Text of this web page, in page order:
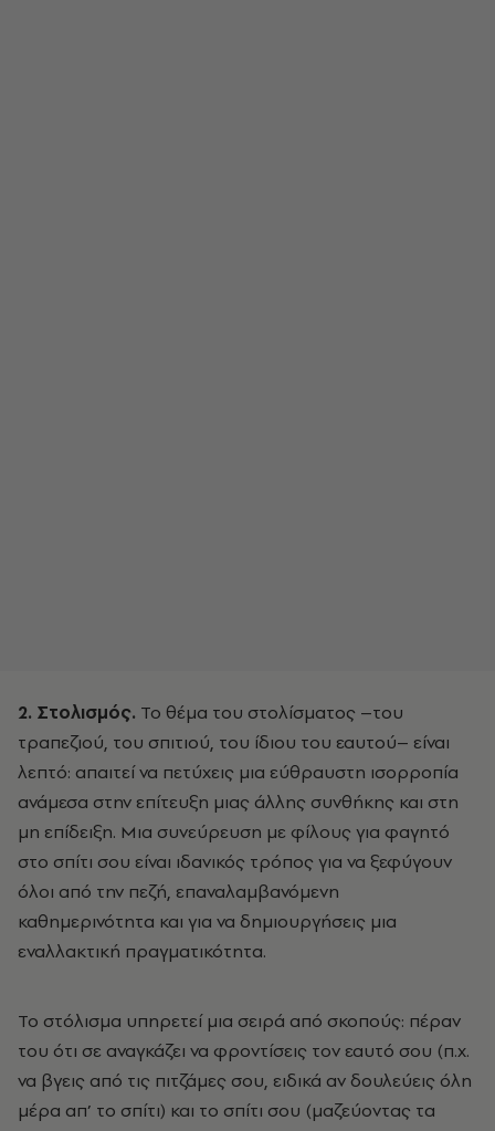
2. Στολισμός. Το θέμα του στολίσματος –του
τραπεζιού, του σπιτιού, του ίδιου του εαυτού– είναι
λεπτό: απαιτεί να πετύχεις μια εύθραυστη ισορροπία
ανάμεσα στην επίτευξη μιας άλλης συνθήκης και στη
μη επίδειξη. Μια συνεύρευση με φίλους για φαγητό
στο σπίτι σου είναι ιδανικός τρόπος για να ξεφύγουν
όλοι από την πεζή, επαναλαμβανόμενη
καθημερινότητα και για να δημιουργήσεις μια
εναλλακτική πραγματικότητα.
Το στόλισμα υπηρετεί μια σειρά από σκοπούς: πέραν
του ότι σε αναγκάζει να φροντίσεις τον εαυτό σου (π.χ.
να βγεις από τις πιτζάμες σου, ειδικά αν δουλεύεις όλη
μέρα απ’ το σπίτι) και το σπίτι σου (μαζεύοντας τα